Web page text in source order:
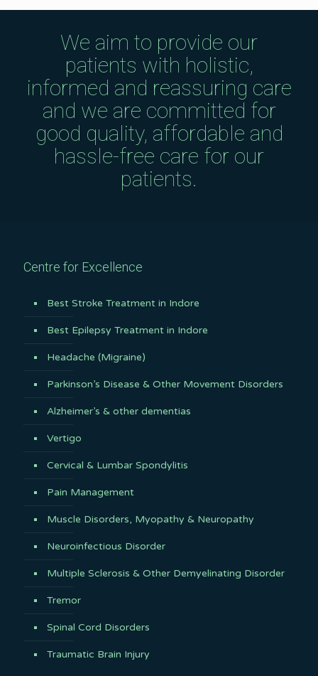
We aim to provide our
patients with holistic,
informed and reassuring care
and we are committed for
good quality, affordable and
hassle-free care for our
patients.
Centre for Excellence
Best Stroke Treatment in Indore
Best Epilepsy Treatment in Indore
Headache (Migraine)
Parkinson’s Disease & Other Movement Disorders
Alzheimer’s & other dementias
Vertigo
Cervical & Lumbar Spondylitis
Pain Management
Muscle Disorders, Myopathy & Neuropathy
Neuroinfectious Disorder
Multiple Sclerosis & Other Demyelinating Disorder
Tremor
Spinal Cord Disorders
Traumatic Brain Injury